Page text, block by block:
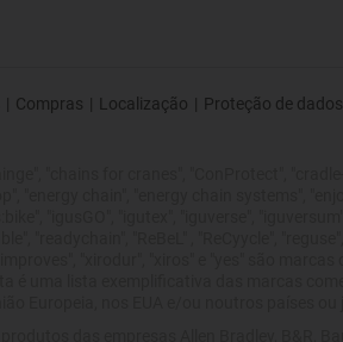
| Compras | Localização | Proteção de dados